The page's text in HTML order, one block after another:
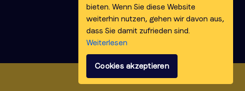
bieten. Wenn Sie diese Website
weiterhin nutzen, gehen wir davon aus,
dass Sie damit zufrieden sind.
Weiterlesen
Cookies akzeptieren